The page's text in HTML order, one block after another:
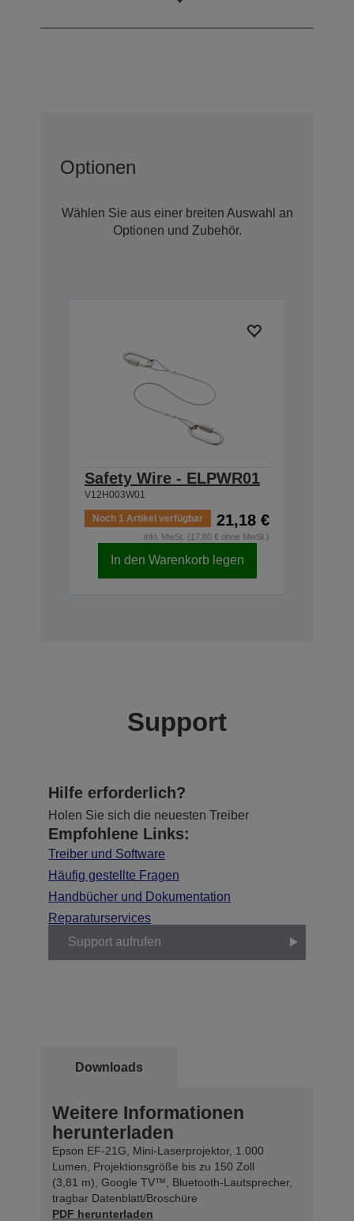
Optionen
Wählen Sie aus einer breiten Auswahl an
Optionen und Zubehör.
Safety Wire - ELPWR01
V12H003W01
Noch 1 Artikel verfügbar 21,18 €
inkl. MwSt. (17,80 € ohne MwSt.)
In den Warenkorb legen
Support
Hilfe erforderlich?
Holen Sie sich die neuesten Treiber
Empfohlene Links:
Treiber und Software
Häufig gestellte Fragen
Handbücher und Dokumentation
Reparaturservices
Support aufrufen
Downloads
Weitere Informationen
herunterladen
Epson EF-21G, Mini-Laserprojektor, 1.000
Lumen, Projektionsgröße bis zu 150 Zoll
(3,81 m), Google TV™, Bluetooth-Lautsprecher,
tragbar Datenblatt/Broschüre
PDF herunterladen